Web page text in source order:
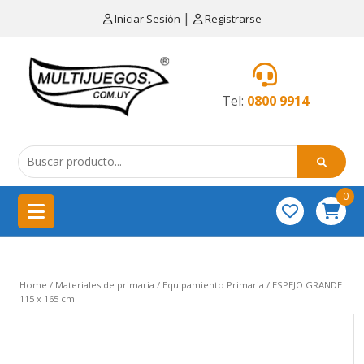
Iniciar Sesión | Registrarse
Tel: 0800 9914
MENÚ
de
cocina
China
importación
Educativos
0
Home / Materiales de primaria / Equipamiento Primaria / ESPEJO GRANDE
115 x 165 cm